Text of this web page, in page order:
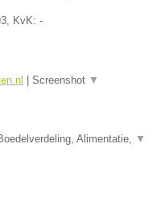
, KvK: -
| Screenshot ▼
Alimentatie, ▼